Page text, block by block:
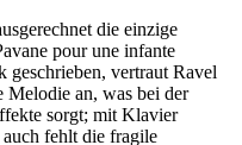
die einzige
pour une infante
vertraut Ravel
Melodie an, was bei der
sorgt; mit Klavier
fehlt die fragile